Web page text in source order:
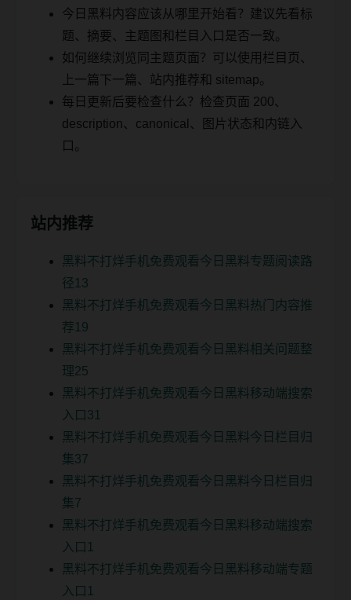
今日黑料内容应该从哪里开始看？建议先看标
题、摘要、主题图和栏目入口是否一致。
如何继续浏览同主题页面？可以使用栏目页、
上一篇下一篇、站内推荐和 sitemap。
每日更新后要检查什么？检查页面 200、
description、canonical、图片状态和内链入
口。
站内推荐
黑料不打烊手机免费观看今日黑料专题阅读路
径13
黑料不打烊手机免费观看今日黑料热门内容推
荐19
黑料不打烊手机免费观看今日黑料相关问题整
理25
黑料不打烊手机免费观看今日黑料移动端搜索
入口31
黑料不打烊手机免费观看今日黑料今日栏目归
集37
黑料不打烊手机免费观看今日黑料今日栏目归
集7
黑料不打烊手机免费观看今日黑料移动端搜索
入口1
黑料不打烊手机免费观看今日黑料移动端专题
入口1